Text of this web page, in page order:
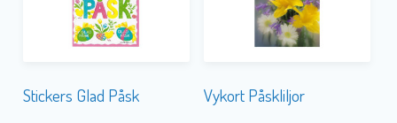
Stickers Glad Påsk Vykort Påskliljor